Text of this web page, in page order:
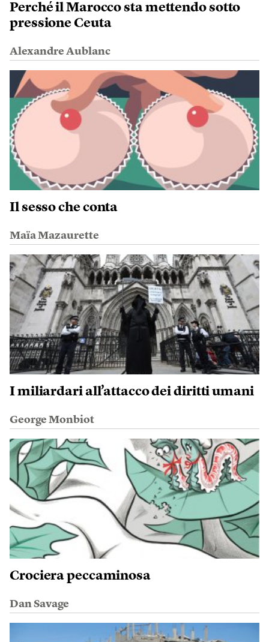
Perché il Marocco sta mettendo sotto
pressione Ceuta
Alexandre Aublanc
Il sesso che conta
Maïa Mazaurette
I miliardari all’attacco dei diritti umani
George Monbiot
Crociera peccaminosa
Dan Savage